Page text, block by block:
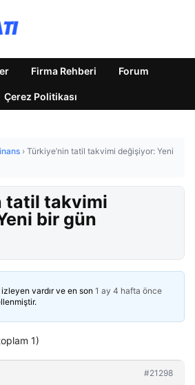
Firma Rehberi Forum
Çerez Politikası
› Türkiye’nin tatil takvimi değişiyor: Yeni
tatil takvimi
bir gün
vardır ve en son 1 ay 4 hafta önce
1)
#21298